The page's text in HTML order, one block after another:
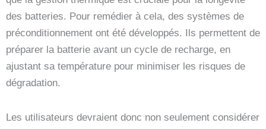
des batteries. Pour remédier à cela, des systèmes de
préconditionnement ont été développés. Ils permettent de
préparer la batterie avant un cycle de recharge, en
ajustant sa température pour minimiser les risques de
dégradation.
Les utilisateurs devraient donc non seulement considérer